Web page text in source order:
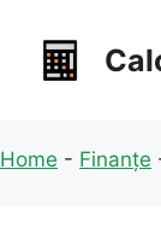
conținut
Home - Finanțe